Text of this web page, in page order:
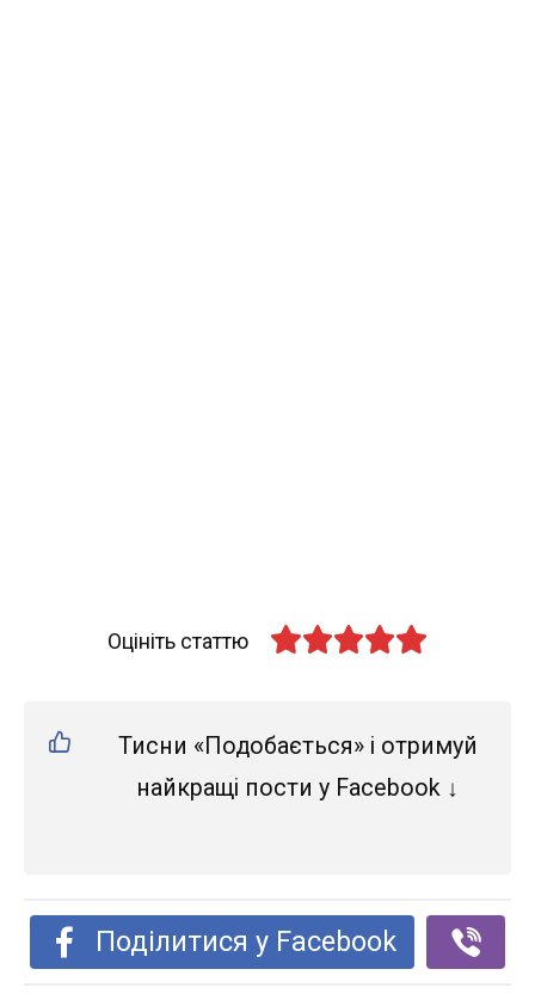
Оцініть статтю
Тисни «Подобається» і отримуй
найкращі пости у Facebook ↓
Поділитися у Facebook